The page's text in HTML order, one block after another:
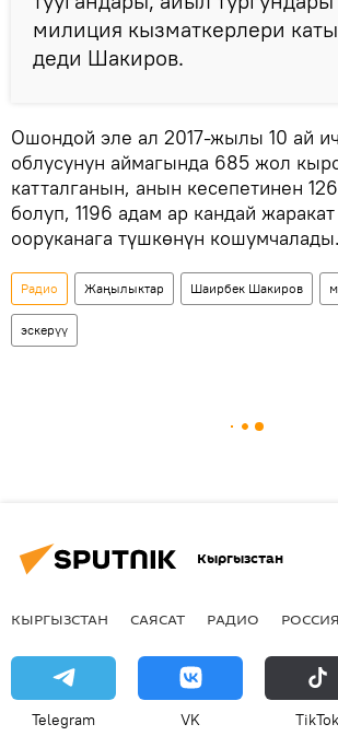
милиция кызматкерлери
деди Шакиров.
Ошондой эле ал 2017-жылы 10 ай
облусунун аймагында 685 жол
катталганын, анын кесепетинен
болуп, 1196 адам ар кандай
ооруканага түшкөнүн кошумчалады.
Радио Жаңылыктар Шаирбек Шакиров
эскерүү
Кыргызстан
КЫРГЫЗСТАН САЯСАТ РАДИО РОССИЯ
Telegram VK ТikТоk